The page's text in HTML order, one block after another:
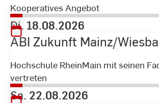
Kooperatives Angebot
Di. 18.08.2026
ABI Zukunft Mainz/
Hochschule RheinMain mit seinen
vertreten
Sa. 22.08.2026